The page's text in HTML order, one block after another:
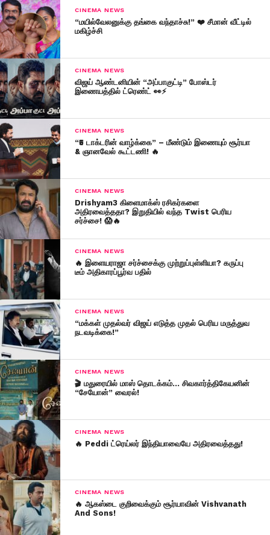
CINEMA NEWS
“மயில்வேலனுக்கு தங்கை வந்தாச்சு!” ❤️ சீமான் வீட்டில்
மகிழ்ச்சி
CINEMA NEWS
விஜய் ஆண்டனியின் “அப்பாகுட்டி” போஸ்டர்
இணையத்தில் ட்ரெண்ட் 👀⚡
CINEMA NEWS
“₹5 டாக்டரின் வாழ்க்கை” – மீண்டும் இணையும் சூர்யா
& ஞானவேல் கூட்டணி! 🔥
CINEMA NEWS
Drishyam3 கிளைமாக்ஸ் ரசிகர்களை
அதிரவைத்ததா? இறுதியில் வந்த Twist பெரிய
சர்ச்சை! 😱🔥
CINEMA NEWS
🔥 இளையராஜா சர்ச்சைக்கு முற்றுப்புள்ளியா? கருப்பு
டீம் அதிகாரப்பூர்வ பதில்
CINEMA NEWS
“மக்கள் முதல்வர் விஜய் எடுத்த முதல் பெரிய மருத்துவ
நடவடிக்கை!”
CINEMA NEWS
🎬 மதுரையில் மாஸ் தொடக்கம்… சிவகார்த்திகேயனின்
“சேயோன்” வைரல்!
CINEMA NEWS
🔥 Peddi ட்ரெய்லர் இந்தியாவையே அதிரவைத்தது!
CINEMA NEWS
🔥 ஆகஸ்டை குறிவைக்கும் சூர்யாவின் Vishvanath
And Sons!